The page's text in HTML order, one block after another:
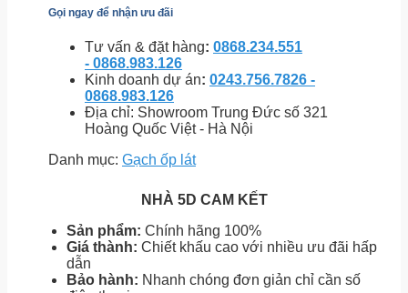
Gọi ngay để nhận ưu đãi
Tư vấn & đặt hàng: 0868.234.551
- 0868.983.126
Kinh doanh dự án: 0243.756.7826 -
0868.983.126
Địa chỉ: Showroom Trung Đức số 321
Hoàng Quốc Việt - Hà Nội
Danh mục: Gạch ốp lát
NHÀ 5D CAM KẾT
Sản phẩm: Chính hãng 100%
Giá thành: Chiết khấu cao với nhiều ưu đãi hấp
dẫn
Bảo hành: Nhanh chóng đơn giản chỉ cần số